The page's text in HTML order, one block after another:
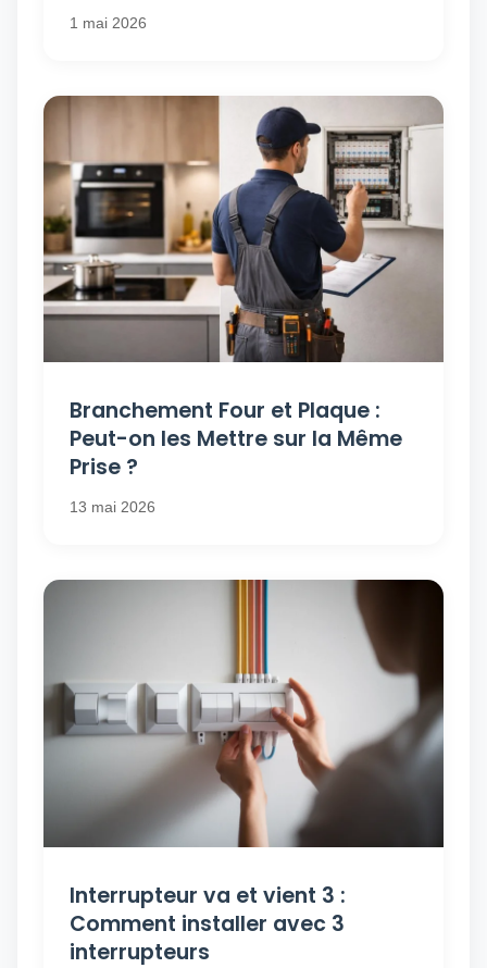
1 mai 2026
Branchement Four et Plaque :
Peut-on les Mettre sur la Même
Prise ?
13 mai 2026
Interrupteur va et vient 3 :
Comment installer avec 3
interrupteurs